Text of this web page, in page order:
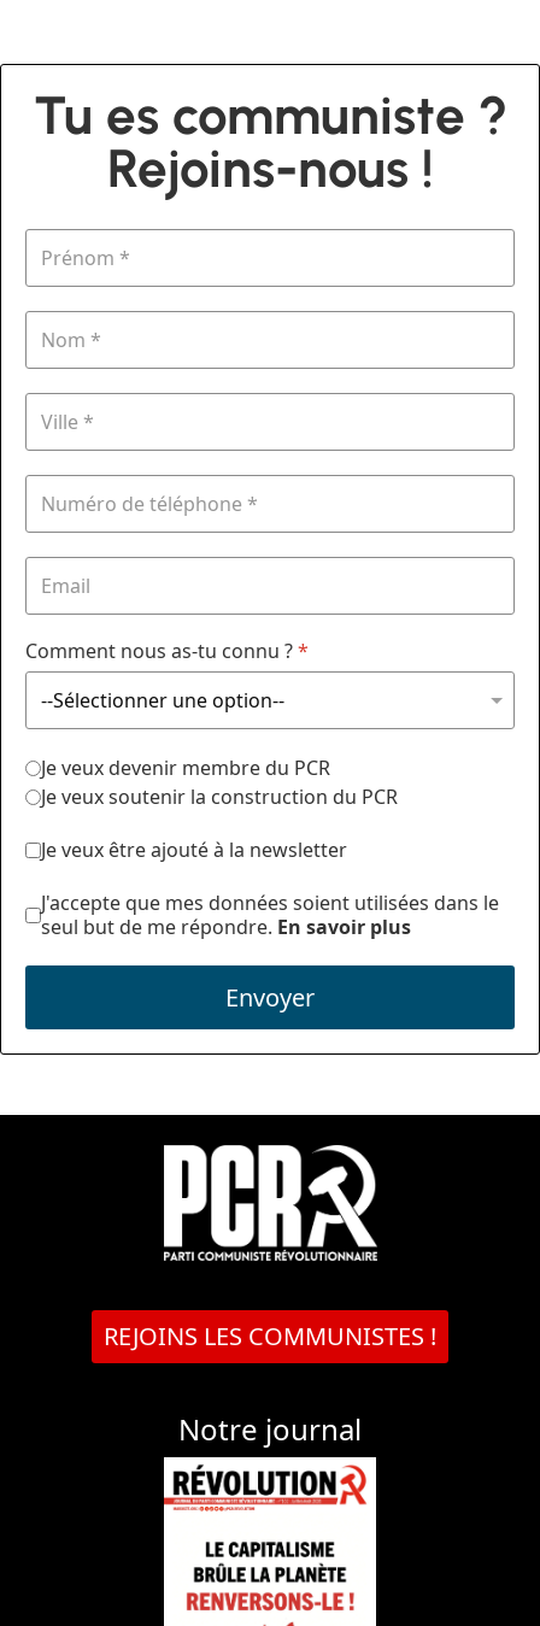
Tu es communiste ?
Rejoins-nous !
Comment nous as-tu connu ?*
Je veux devenir membre du PCR
Je veux soutenir la construction du PCR
Je veux être ajouté à la newsletter
J'accepte que mes données soient utilisées dans le
seul but de me répondre. En savoir plus
Envoyer
REJOINS LES COMMUNISTES !
Notre journal